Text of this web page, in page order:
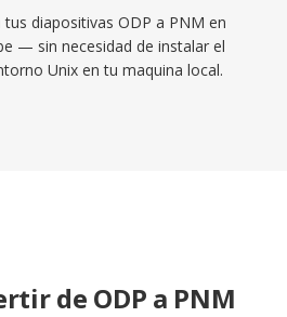
diapositivas ODP a PNM en
— sin necesidad de instalar el
Unix en tu maquina local.
de ODP a PNM